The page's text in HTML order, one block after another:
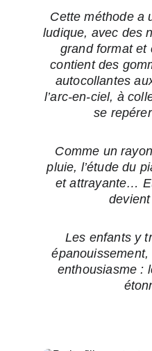
Cette méthode a
ludique, avec des
grand format et
contient des
autocollantes
l’arc-en-ciel, à
se
Comme un
pluie, l’étude du
et attrayante…
Les enfants y
enthousiasme :